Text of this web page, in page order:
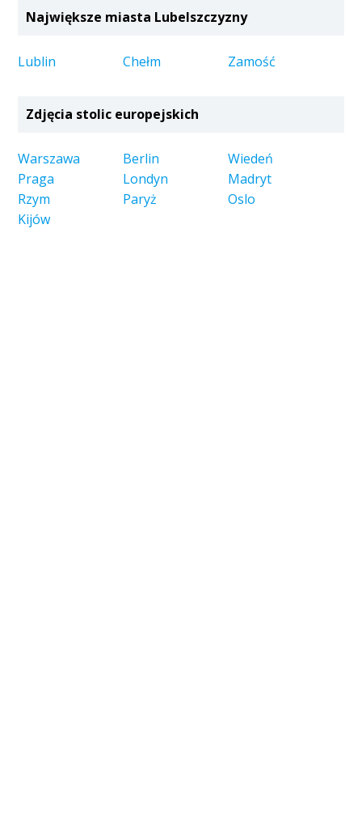
Największe miasta Lubelszczyzny
Lublin Chełm Zamość
Zdjęcia stolic europejskich
Warszawa Berlin
Wiedeń
Praga
Londyn
Madryt
Rzym
Paryż
Oslo
Kijów